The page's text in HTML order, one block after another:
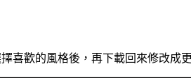
喜歡的風格後，再下載回來修改成